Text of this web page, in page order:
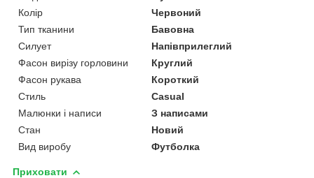
Колір
Червоний
Тип тканини
Бавовна
Силует
Напівприлеглий
Фасон вирізу горловини
Круглий
Фасон рукава
Короткий
Стиль
Casual
Малюнки і написи
З написами
Стан
Новий
Вид виробу
Футболка
Приховати